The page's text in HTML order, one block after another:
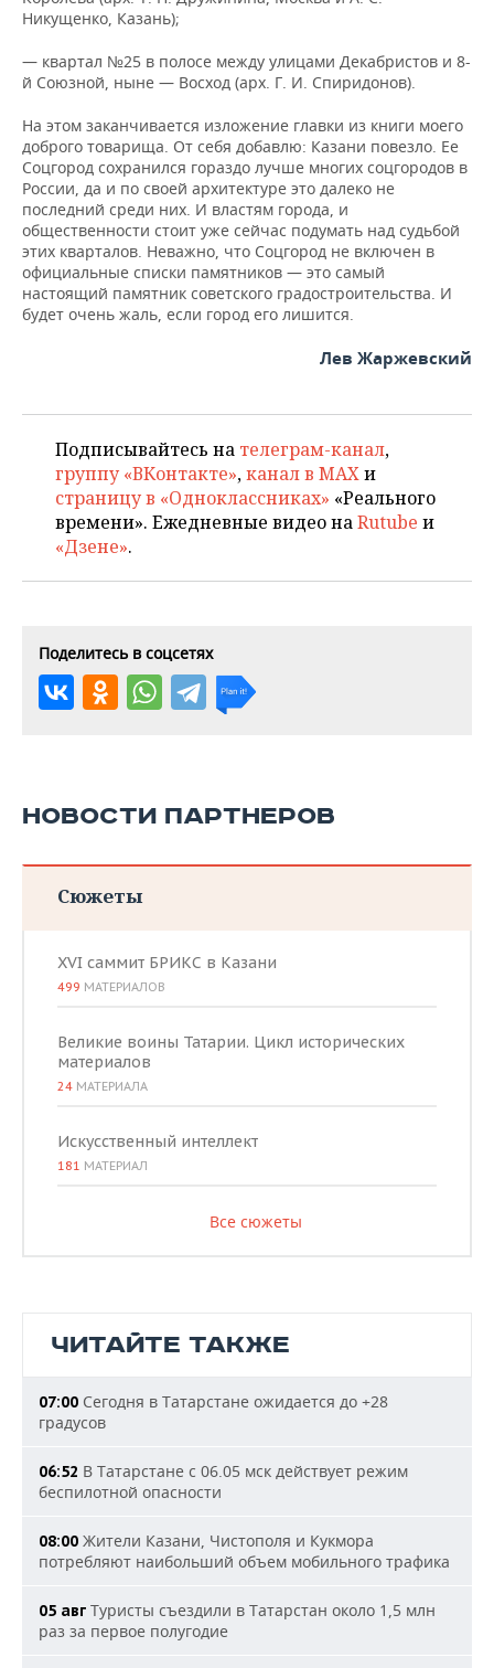
Никущенко, Казань);
— квартал №25 в полосе между улицами Декабристов и 8-
й Союзной, ныне — Восход (арх. Г. И. Спиридонов).
На этом заканчивается изложение главки из книги моего
доброго товарища. От себя добавлю: Казани повезло. Ее
Соцгород сохранился гораздо лучше многих соцгородов в
России, да и по своей архитектуре это далеко не
последний среди них. И властям города, и
общественности стоит уже сейчас подумать над судьбой
этих кварталов. Неважно, что Соцгород не включен в
официальные списки памятников — это самый
настоящий памятник советского градостроительства. И
будет очень жаль, если город его лишится.
Лев Жаржевский
Подписывайтесь на телеграм-канал,
группу «ВКонтакте»,канал в MAXи
страницу в «Одноклассниках» «Реального
времени». Ежедневные видео наRutube и
«Дзене».
Поделитесь в соцсетях
НОВОСТИ ПАРТНЕРОВ
Сюжеты
XVI саммит БРИКС в Казани
499 МАТЕРИАЛОВ
Великие воины Татарии. Цикл исторических
материалов
24 МАТЕРИАЛА
Искусственный интеллект
181 МАТЕРИАЛ
Все сюжеты
ЧИТАЙТЕ ТАКЖЕ
07:00 Сегодня в Татарстане ожидается до +28
градусов
06:52 В Татарстане с 06.05 мск действует режим
беспилотной опасности
08:00 Жители Казани, Чистополя и Кукмора
потребляют наибольший объем мобильного трафика
05 авг Туристы съездили в Татарстан около 1,5 млн
раз за первое полугодие